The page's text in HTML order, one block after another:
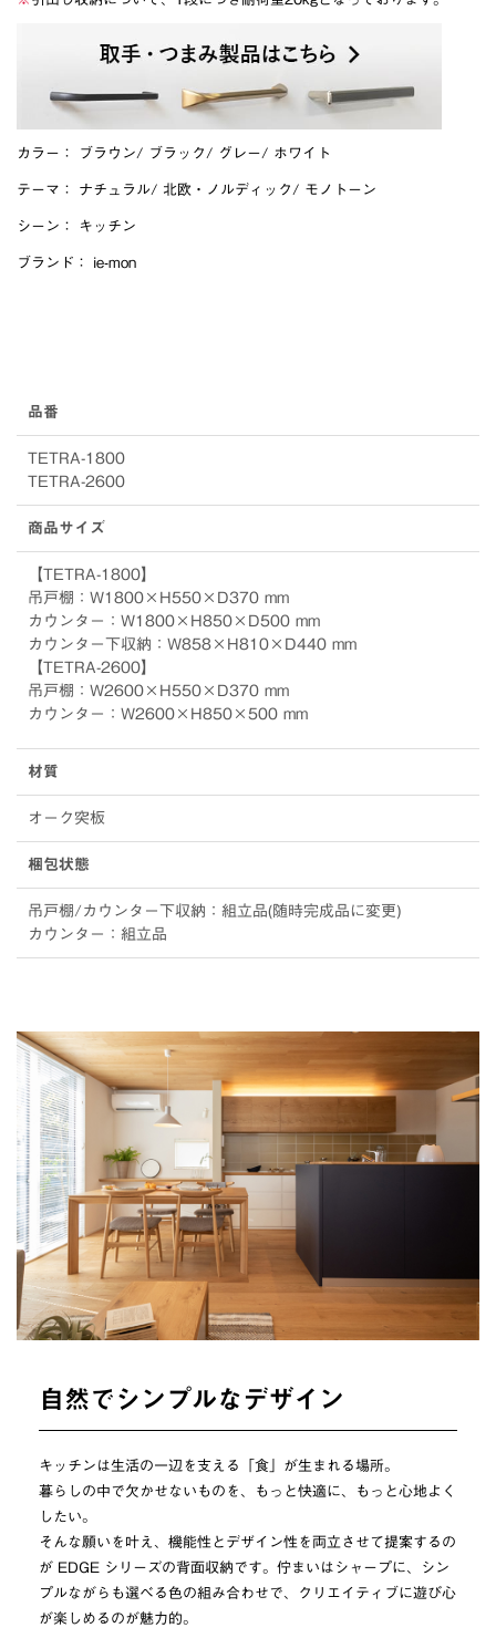
カラー： ブラウン/ ブラック / グレー/ ホワイト
テーマ： ナチュラル/ 北欧・ノルディック / モノトーン
シーン： キッチン
ブランド： ie-mon
品番
TETRA-1800
TETRA-2600
商品サイズ
【TETRA-1800】
吊戸棚：W1800×H550×D370 mm
カウンター：W1800×H850×D500 mm
カウンター下収納：W858×H810×D440 mm
【TETRA-2600】
吊戸棚：W2600×H550×D370 mm
カウンター：W2600×H850×500 mm
材質
オーク突板
梱包状態
吊戸棚/カウンター下収納：組立品(随時完成品に変更)
カウンター：組立品
自然でシンプルなデザイン
キッチンは生活の一辺を支える「食」が生まれる場所。
暮らしの中で欠かせないものを、もっと快適に、もっと心地よく
したい。
そんな願いを叶え、機能性とデザイン性を両立させて提案するの
が EDGE シリーズの背面収納です。佇まいはシャープに、シン
プルながらも選べる色の組み合わせで、クリエイティブに遊び心
が楽しめるのが魅力的。